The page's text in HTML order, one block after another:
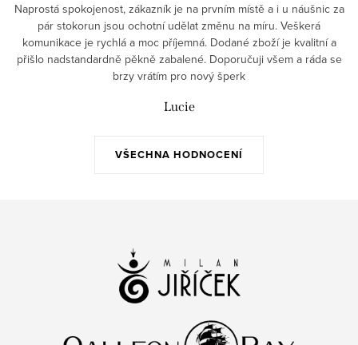
VŠECHNA HODNOCENÍ
Naprostá spokojenost, zákazník je na prvním místě a i u náušnic za
pár stokorun jsou ochotní udělat změnu na míru. Veškerá
komunikace je rychlá a moc příjemná. Dodané zboží je kvalitní a
přišlo nadstandardně pěkně zabalené. Doporučuji všem a ráda se
brzy vrátím pro nový šperk
Lucie